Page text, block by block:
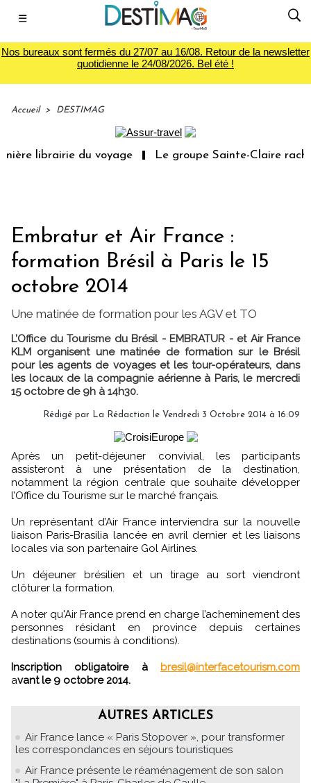
☰
Nos bureaux sont fermés du 27/07 au 16/08. Retour de la newsletter
quotidienne le 24/08/2026. Bel été !
Accueil > DESTIMAG
librairie du voyage Le groupe Sainte-Claire
Embratur et Air France :
formation Brésil à Paris le 15
octobre 2014
Une matinée de formation pour les AGV et TO
L’Office du Tourisme du Brésil - EMBRATUR - et Air France
KLM organisent une matinée de formation sur le Brésil
pour les agents de voyages et les tour-opérateurs, dans
les locaux de la compagnie aérienne à Paris, le mercredi
15 octobre de 9h à 14h30.
Rédigé par La Rédaction le Vendredi 3 Octobre 2014 à 16:09
Après un petit-déjeuner convivial, les participants
assisteront à une présentation de la destination,
notamment la région centrale que souhaite développer
l’Office du Tourisme sur le marché français.
Un représentant d’Air France interviendra sur la nouvelle
liaison Paris-Brasilia lancée en avril dernier et les liaisons
locales via son partenaire Gol Airlines.
Un déjeuner brésilien et un tirage au sort viendront
clôturer la formation.
A noter qu'Air France prend en charge l’acheminement des
personnes résidant en province depuis certaines
destinations (soumis à conditions).
Inscription obligatoire à
bresil@interfacetourism.com
avant le 9 octobre 2014.
AUTRES ARTICLES
Air France lance « Paris Stopover », pour transformer
les correspondances en séjours touristiques
Air France présente le réaménagement de son salon